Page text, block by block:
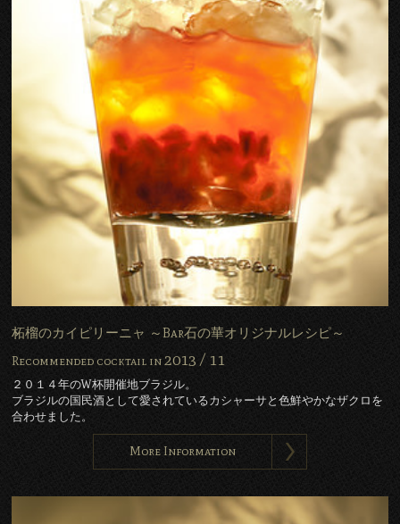
柘榴のカイピリーニャ ～Bar石の華オリジナルレシピ～
Recommended cocktail in2013 / 11
２０１４年のW杯開催地ブラジル。
ブラジルの国民酒として愛されているカシャーサと色鮮やかなザクロを
合わせました。
More Information